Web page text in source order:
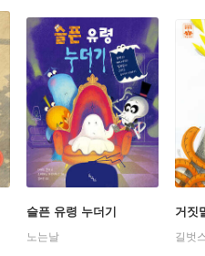
슬픈 유령 누더기
노는날
거짓
길벗